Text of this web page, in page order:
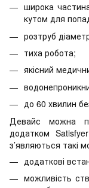
широка
кутом для
розтруб
тиха робота;
якісний
до 60 хвилин
Девайс можна
додатком
з’являються такі
додаткові
можливість